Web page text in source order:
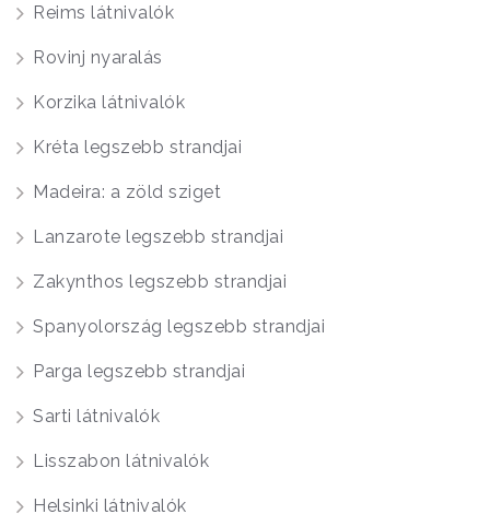
Reims látnivalók
Rovinj nyaralás
Korzika látnivalók
Kréta legszebb strandjai
Madeira: a zöld sziget
Lanzarote legszebb strandjai
Zakynthos legszebb strandjai
Spanyolország legszebb strandjai
Parga legszebb strandjai
Sarti látnivalók
Lisszabon látnivalók
Helsinki látnivalók